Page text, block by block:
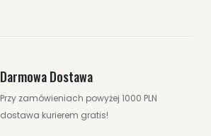
Darmowa Dostawa
Przy zamówieniach powyżej 1000 PLN
dostawa kurierem gratis!